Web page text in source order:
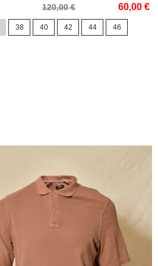
120,00 € 60,00 €
38 40 42 44 46